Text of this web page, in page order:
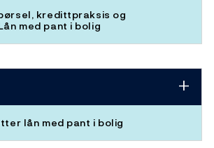
kredittpraksis og
med pant i bolig
lån med pant i bolig